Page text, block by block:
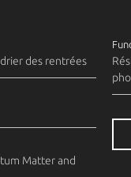
des rentrées
Matter and